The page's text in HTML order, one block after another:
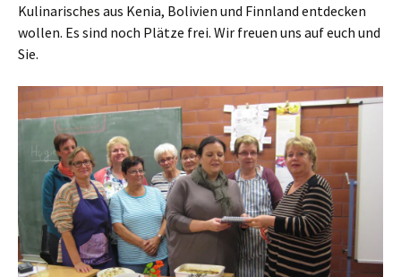
Kulinarisches aus Kenia, Bolivien und Finnland entdecken
wollen. Es sind noch Plätze frei. Wir freuen uns auf euch und
Sie.